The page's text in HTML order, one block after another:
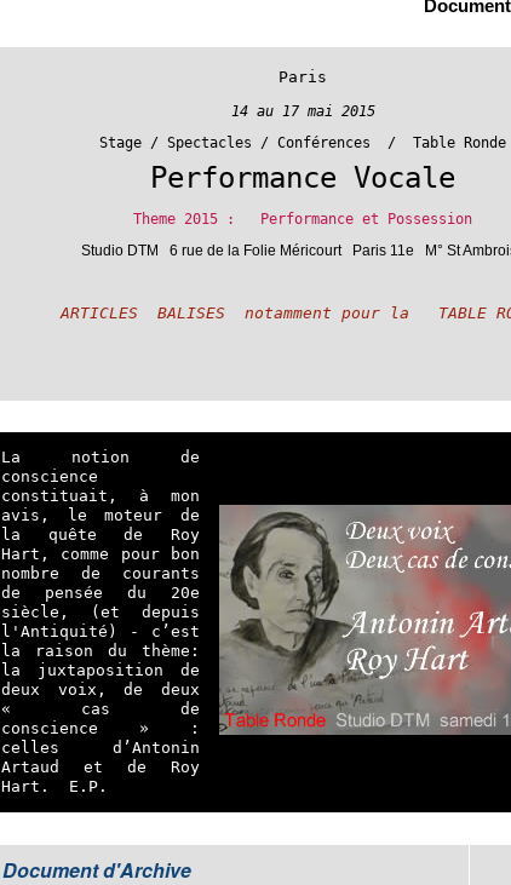
Paris
14 au 17 mai 2015
Stage / Spectacles / Conférences / Table Ronde
Performance Vocale
Theme 2015 : Performance et Possession
Studio DTM 6 rue de la Folie Méricourt Paris 11e M° St
ARTICLES BALISES notamment pour la TABLE
La notion de
conscience
constituait, à mon
avis, le moteur de
la quête de Roy
Hart, comme pour bon
nombre de courants
de pensée du 20e
siècle, (et depuis
l'Antiquité) - c’est
la raison du thème:
la juxtaposition de
deux voix, de deux
« cas de
conscience » :
celles d’Antonin
Artaud et de Roy
Hart. E.P.
Document d'Archive